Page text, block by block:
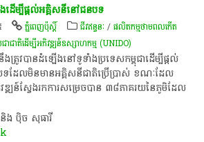
ើម្បី​ផ្តល់​អគ្គិសនី​នៅ​ជនបទ
ភ្នំពេញប៉ុស្តិ៍ ជីវ​ឥន្ធនៈ /ផលិតកម្មថាមពលកើត
ាជាតិដើម្បីអភិវឌ្ឍន៍ឧស្សាហកម្ម (UNIDO)
រូវ​បាន​ដំឡើង​នៅ​ទូទាំង​ប្រទេស​កម្ពុជា​ដើម្បី​ផ្ដល់​
ដែល​មិន​មាន​អគ្គិសនី​ជាតិ​ប្រើប្រាស់ ​ខណៈ​ដែល​
វឌ្ឍន៍​ស្វែងរក​ការ​សម្រេច​បាន ៣៨​ភាគ​រយ​នៃ​ភូមិ​ដែល​
ប៉ិច សុធារី